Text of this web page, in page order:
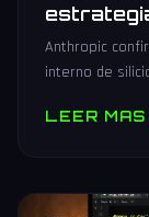
Anthropic
interno de
estrategia multi-
LEER MAS